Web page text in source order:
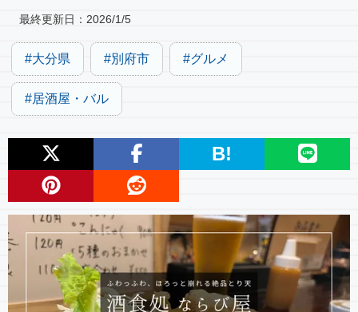
最終更新日： 2026/1/5
大分県 別府市 グルメ
居酒屋・バル
B!